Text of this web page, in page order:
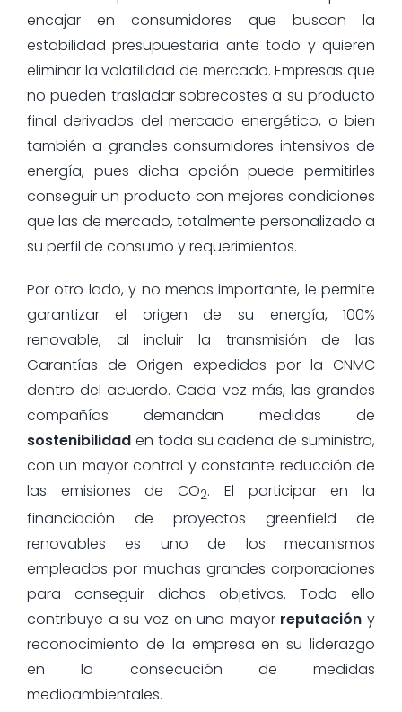
encajar en consumidores que buscan la
estabilidad presupuestaria ante todo y quieren
eliminar la volatilidad de mercado. Empresas que
no pueden trasladar sobrecostes a su producto
final derivados del mercado energético, o bien
también a grandes consumidores intensivos de
energía, pues dicha opción puede permitirles
conseguir un producto con mejores condiciones
que las de mercado, totalmente personalizado a
su perfil de consumo y requerimientos.
Por otro lado, y no menos importante, le permite
garantizar el origen de su energía, 100%
renovable, al incluir la transmisión de las
Garantías de Origen expedidas por la CNMC
dentro del acuerdo. Cada vez más, las grandes
compañías demandan medidas de
sostenibilidaden toda su cadena de suministro,
con un mayor control y constante reducción de
las emisiones de CO2. El participar en la
financiación de proyectos greenfield de
renovables es uno de los mecanismos
empleados por muchas grandes corporaciones
para conseguir dichos objetivos. Todo ello
contribuye a su vez en una mayor reputación y
reconocimiento de la empresa en su liderazgo
en la consecución de medidas
medioambientales.